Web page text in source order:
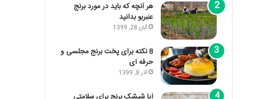
هر آنچه که باید در مورد برنج
عنبربو بدانید
آبان 28, 1399
8 نکته برای پخت برنج مجلسی و
حرفه ای
آذر 8, 1399